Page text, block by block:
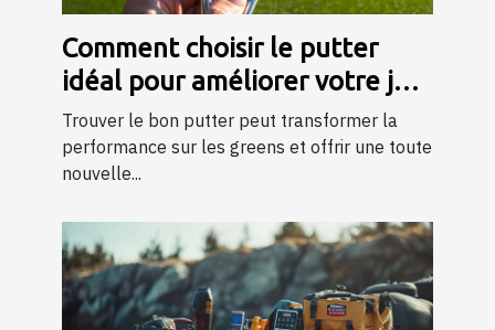
Comment choisir le putter
idéal pour améliorer votre jeu
?
Trouver le bon putter peut transformer la
performance sur les greens et offrir une toute
nouvelle...